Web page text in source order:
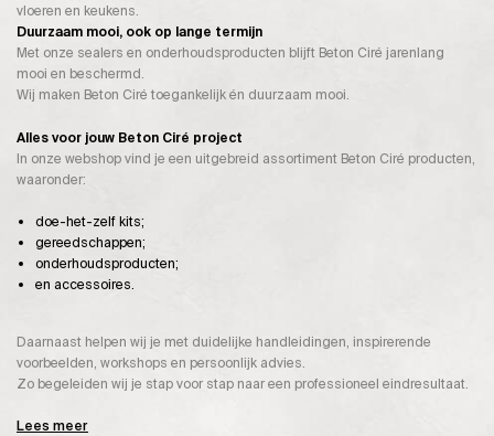
vloeren en keukens.
Duurzaam mooi, ook op lange termijn
Met onze sealers en onderhoudsproducten blijft Beton Ciré jarenlang
mooi en beschermd.
Wij maken Beton Ciré toegankelijk én duurzaam mooi.
Alles voor jouw Beton Ciré project
In onze webshop vind je een uitgebreid assortiment Beton Ciré producten,
waaronder:
doe-het-zelf kits;
gereedschappen;
onderhoudsproducten;
en accessoires.
Daarnaast helpen wij je met duidelijke handleidingen, inspirerende
voorbeelden, workshops en persoonlijk advies.
Zo begeleiden wij je stap voor stap naar een professioneel eindresultaat.
Lees meer